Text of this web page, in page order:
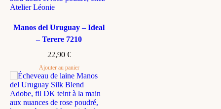
Manos del Uruguay – Ideal
– Terere 7210
22,90 €
Ajouter au panier